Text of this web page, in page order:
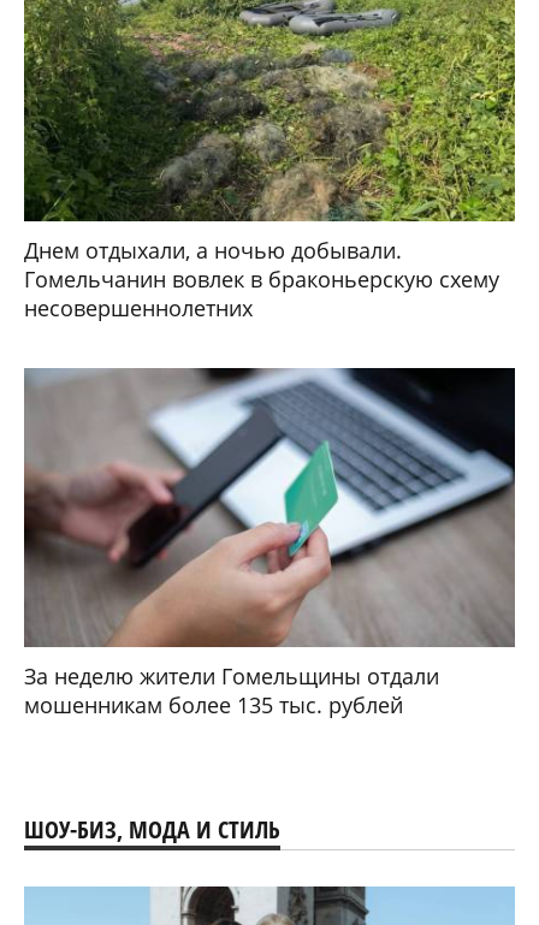
Днем отдыхали, а ночью добывали.
Гомельчанин вовлек в браконьерскую схему
несовершеннолетних
За неделю жители Гомельщины отдали
мошенникам более 135 тыс. рублей
ШОУ-БИЗ, МОДА И СТИЛЬ